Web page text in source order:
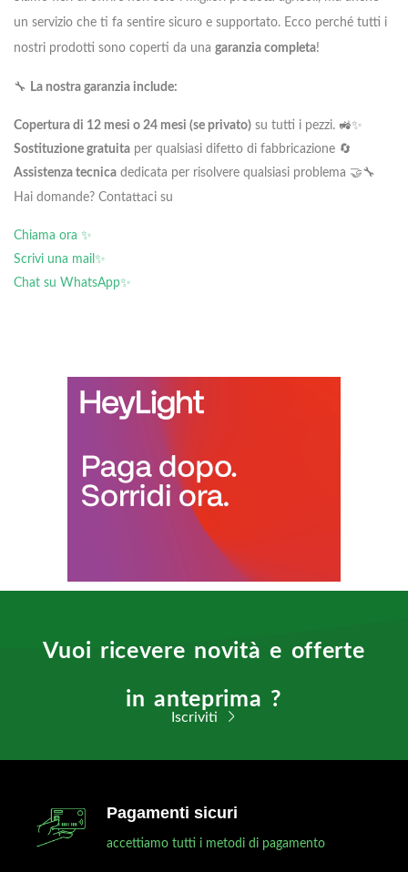
un servizio che ti fa sentire sicuro e supportato. Ecco perché tutti i
nostri prodotti sono coperti da una garanzia completa!
🔧 La nostra garanzia include:
Copertura di 12 mesi o 24 mesi (se privato) su tutti i pezzi. 🚜✨
Sostituzione gratuita per qualsiasi difetto di fabbricazione 🔄
Assistenza tecnica dedicata per risolvere qualsiasi problema 🤝🔧
Hai domande? Contattaci su
Chiama ora ✨
Scrivi una mail✨
Chat su WhatsApp✨
Vuoi ricevere novità e offerte
in anteprima ?
Iscriviti
Pagamenti sicuri
accettiamo tutti i metodi di pagamento